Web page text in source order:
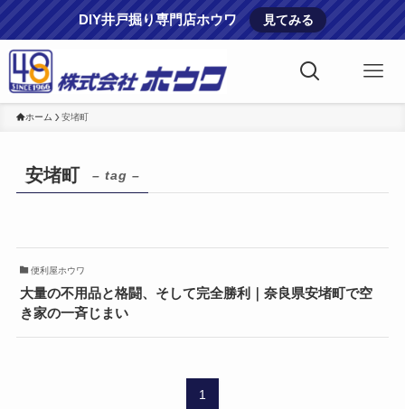
DIY井戸掘り専門店ホウワ 見てみる
ホーム 安堵町
安堵町 – tag –
便利屋ホウワ
大量の不用品と格闘、そして完全勝利｜奈良県安堵町で空
き家の一斉じまい
1